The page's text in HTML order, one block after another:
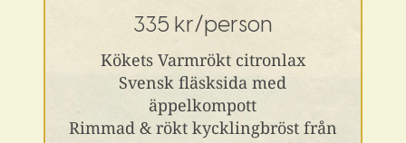
335 kr/person
Kökets Varmrökt citronlax
Svensk fläsksida med
äppelkompott
Rimmad & rökt kycklingbröst från